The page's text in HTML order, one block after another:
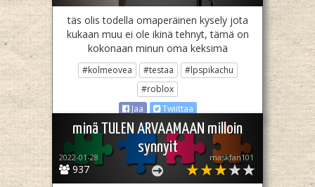
täs olis todella omaperäinen kysely jota
kukaan muu ei ole ikinä tehnyt, tämä on
kokonaan minun oma keksimä
#kolmeovea #testaa
#lpspikachu
#roblox
Jaa
Twiittaa
minä TULEN ARVAAMAAN milloin
synnyit
937
2022-01-28 maskfan101